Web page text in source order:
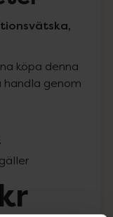
köpa denna
handla genom